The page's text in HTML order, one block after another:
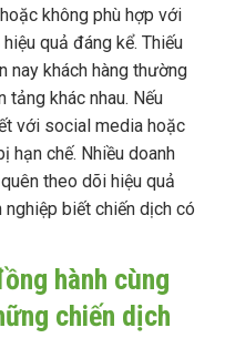
không phù hợp với
quả đáng kể. Thiếu
nay khách hàng thường
tảng khác nhau. Nếu
với social media hoặc
hạn chế. Nhiều doanh
theo dõi hiệu quả
biết chiến dịch có
hành cùng
chiến dịch